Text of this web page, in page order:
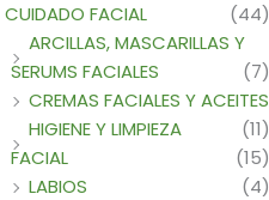
CUIDADO FACIAL
(44)
ARCILLAS, MASCARILLAS Y
SERUMS FACIALES
(7)
CREMAS FACIALES Y ACEITES
(11)
HIGIENE Y LIMPIEZA
FACIAL
(15)
LABIOS
(4)